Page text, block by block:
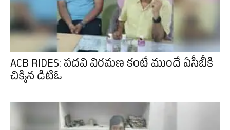
ACB RIDES: పదవి విరమణ కంటే ముందే ఏసీబీకి
చిక్కిన డిటిఓ